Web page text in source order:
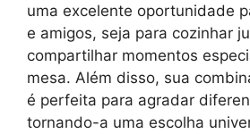
uma excelente oportunidade
e amigos, seja para cozinhar
compartilhar momentos
mesa. Além disso, sua
é perfeita para agradar
tornando-a uma escolha